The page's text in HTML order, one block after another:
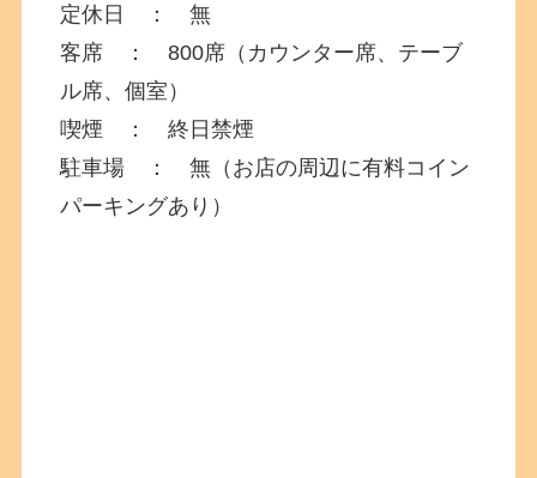
定休日 ： 無
客席 ： 800席（カウンター席、テーブ
ル席、個室）
喫煙 ： 終日禁煙
駐車場 ： 無（お店の周辺に有料コイン
パーキングあり）